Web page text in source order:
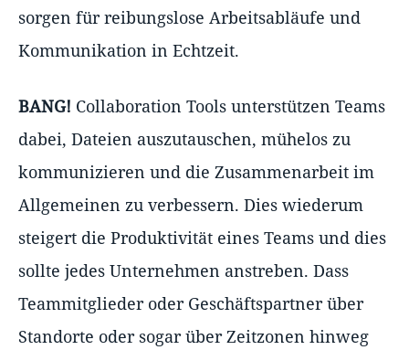
sorgen für reibungslose Arbeitsabläufe und
Kommunikation in Echtzeit.
BANG! Collaboration Tools unterstützen Teams
dabei, Dateien auszutauschen, mühelos zu
kommunizieren und die Zusammenarbeit im
Allgemeinen zu verbessern. Dies wiederum
steigert die Produktivität eines Teams und dies
sollte jedes Unternehmen anstreben. Dass
Teammitglieder oder Geschäftspartner über
Standorte oder sogar über Zeitzonen hinweg